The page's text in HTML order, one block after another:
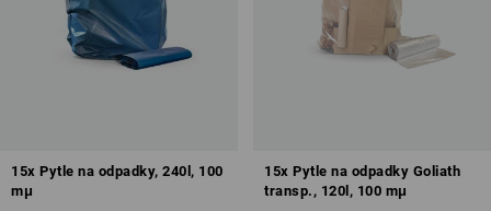
15x Pytle na odpadky, 240l, 100
mμ
15x Pytle na odpadky Goliath
transp., 120l, 100 mμ